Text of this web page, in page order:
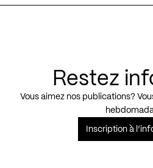
Restez
Vous aimez nos publications?
Inscription à